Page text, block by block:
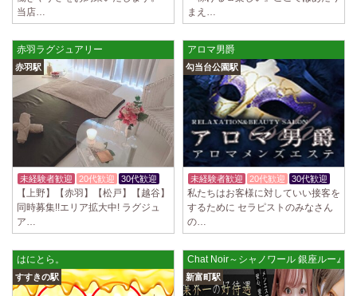
当店…
まえ…
赤羽ラグジュアリー
赤羽駅
未経験者歓迎 20代歓迎 30代歓迎
【上野】【赤羽】【松戸】【越谷】
同時募集!!エリア拡大中! ラグジュ
ア…
アロマ男爵
勾当台公園駅
未経験者歓迎 20代歓迎 30代歓迎
私たちはお客様に対していい接客を
するために セラピストのみなさん
の…
はにとら。
すすきの駅
Chat Noir～シャノワール 銀座ルーム
新富町駅